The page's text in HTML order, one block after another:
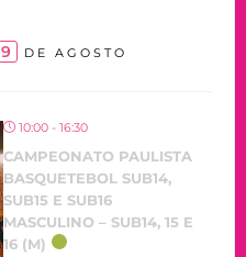
9 DE AGOSTO
10:00 - 16:30
CAMPEONATO PAULISTA
BASQUETEBOL SUB14,
SUB15 E SUB16
MASCULINO – SUB14, 15 E
16 (M)